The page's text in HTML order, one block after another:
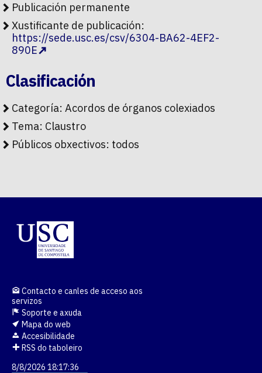
Publicación permanente
Xustificante de publicación:
https://sede.usc.es/csv/6304-BA62-4EF2-
890E
Clasificación
Categoría: Acordos de órganos colexiados
Tema: Claustro
Públicos obxectivos: todos
Contacto e canles de acceso aos
servizos
Soporte e axuda
Mapa do web
Accesibilidade
RSS do taboleiro
8/8/2026 18:17:36